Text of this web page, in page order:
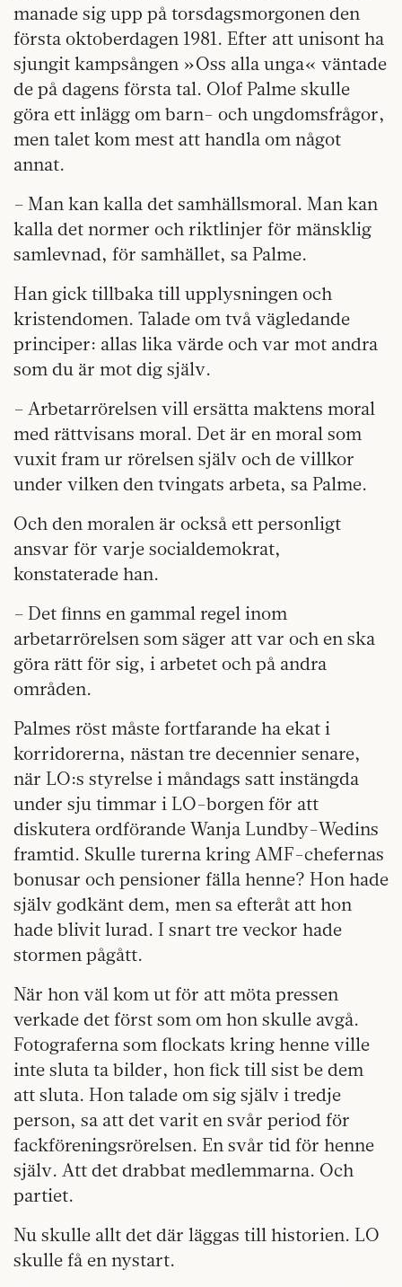
manade sig upp på torsdagsmorgonen den
första oktoberdagen 1981. Efter att unisont ha
sjungit kampsången »Oss alla unga« väntade
de på dagens första tal. Olof Palme skulle
göra ett inlägg om barn- och ungdomsfrågor,
men talet kom mest att handla om något
annat.
– Man kan kalla det samhällsmoral. Man kan
kalla det normer och riktlinjer för mänsklig
samlevnad, för samhället, sa Palme.
Han gick tillbaka till upplysningen och
kristendomen. Talade om två vägledande
principer: allas lika värde och var mot andra
som du är mot dig själv.
– Arbetarrörelsen vill ersätta maktens moral
med rättvisans moral. Det är en moral som
vuxit fram ur rörelsen själv och de villkor
under vilken den tvingats arbeta, sa Palme.
Och den moralen är också ett personligt
ansvar för varje socialdemokrat,
konstaterade han.
– Det finns en gammal regel inom
arbetarrörelsen som säger att var och en ska
göra rätt för sig, i arbetet och på andra
områden.
Palmes röst måste fortfarande ha ekat i
korridorerna, nästan tre decennier senare,
när LO:s styrelse i måndags satt instängda
under sju timmar i LO-borgen för att
diskutera ordförande Wanja Lundby-Wedins
framtid. Skulle turerna kring AMF-chefernas
bonusar och pensioner fälla henne? Hon hade
själv godkänt dem, men sa efteråt att hon
hade blivit lurad. I snart tre veckor hade
stormen pågått.
När hon väl kom ut för att möta pressen
verkade det först som om hon skulle avgå.
Fotograferna som flockats kring henne ville
inte sluta ta bilder, hon fick till sist be dem
att sluta. Hon talade om sig själv i tredje
person, sa att det varit en svår period för
fackföreningsrörelsen. En svår tid för henne
själv. Att det drabbat medlemmarna. Och
partiet.
Nu skulle allt det där läggas till historien. LO
skulle få en nystart.